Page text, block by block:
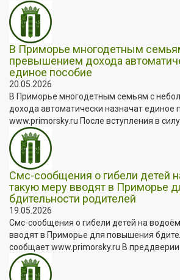
В Приморье многодетным
превышением дохода
единое пособие
20.05.2026
В Приморье многодетным семьям с
дохода автоматически назначат единое
www.primorsky.ru После вступления в силу
Смс-сообщения о гибели детей
такую меру вводят в Приморье
бдительности родителей
19.05.2026
Смс-сообщения о гибели детей на
вводят в Приморье для повышения
сообщает www.primorsky.ru В преддверии